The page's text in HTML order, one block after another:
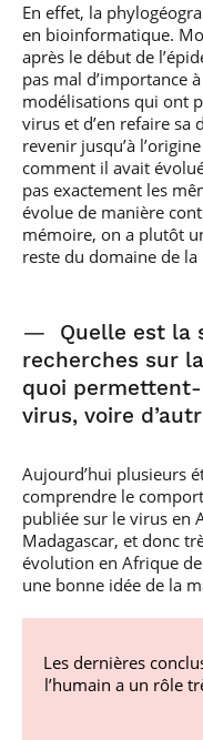
En effet, la
en bioinformatique.
après le début de
pas mal d’importance
modélisations qui ont
virus et d’en refaire
revenir jusqu’à
comment il avait
pas exactement les
évolue de manière
mémoire, on a plutôt
reste du domaine de
—
Quelle est la
recherches sur
quoi
virus, voire
Aujourd’hui plusieurs
comprendre le
publiée sur le virus en
Madagascar, et donc
évolution en Afrique
une bonne idée de la
Les dernières
l’humain a un rôle